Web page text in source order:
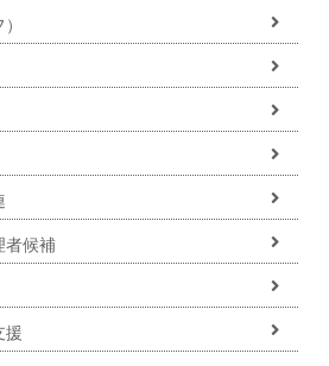
者候補
援